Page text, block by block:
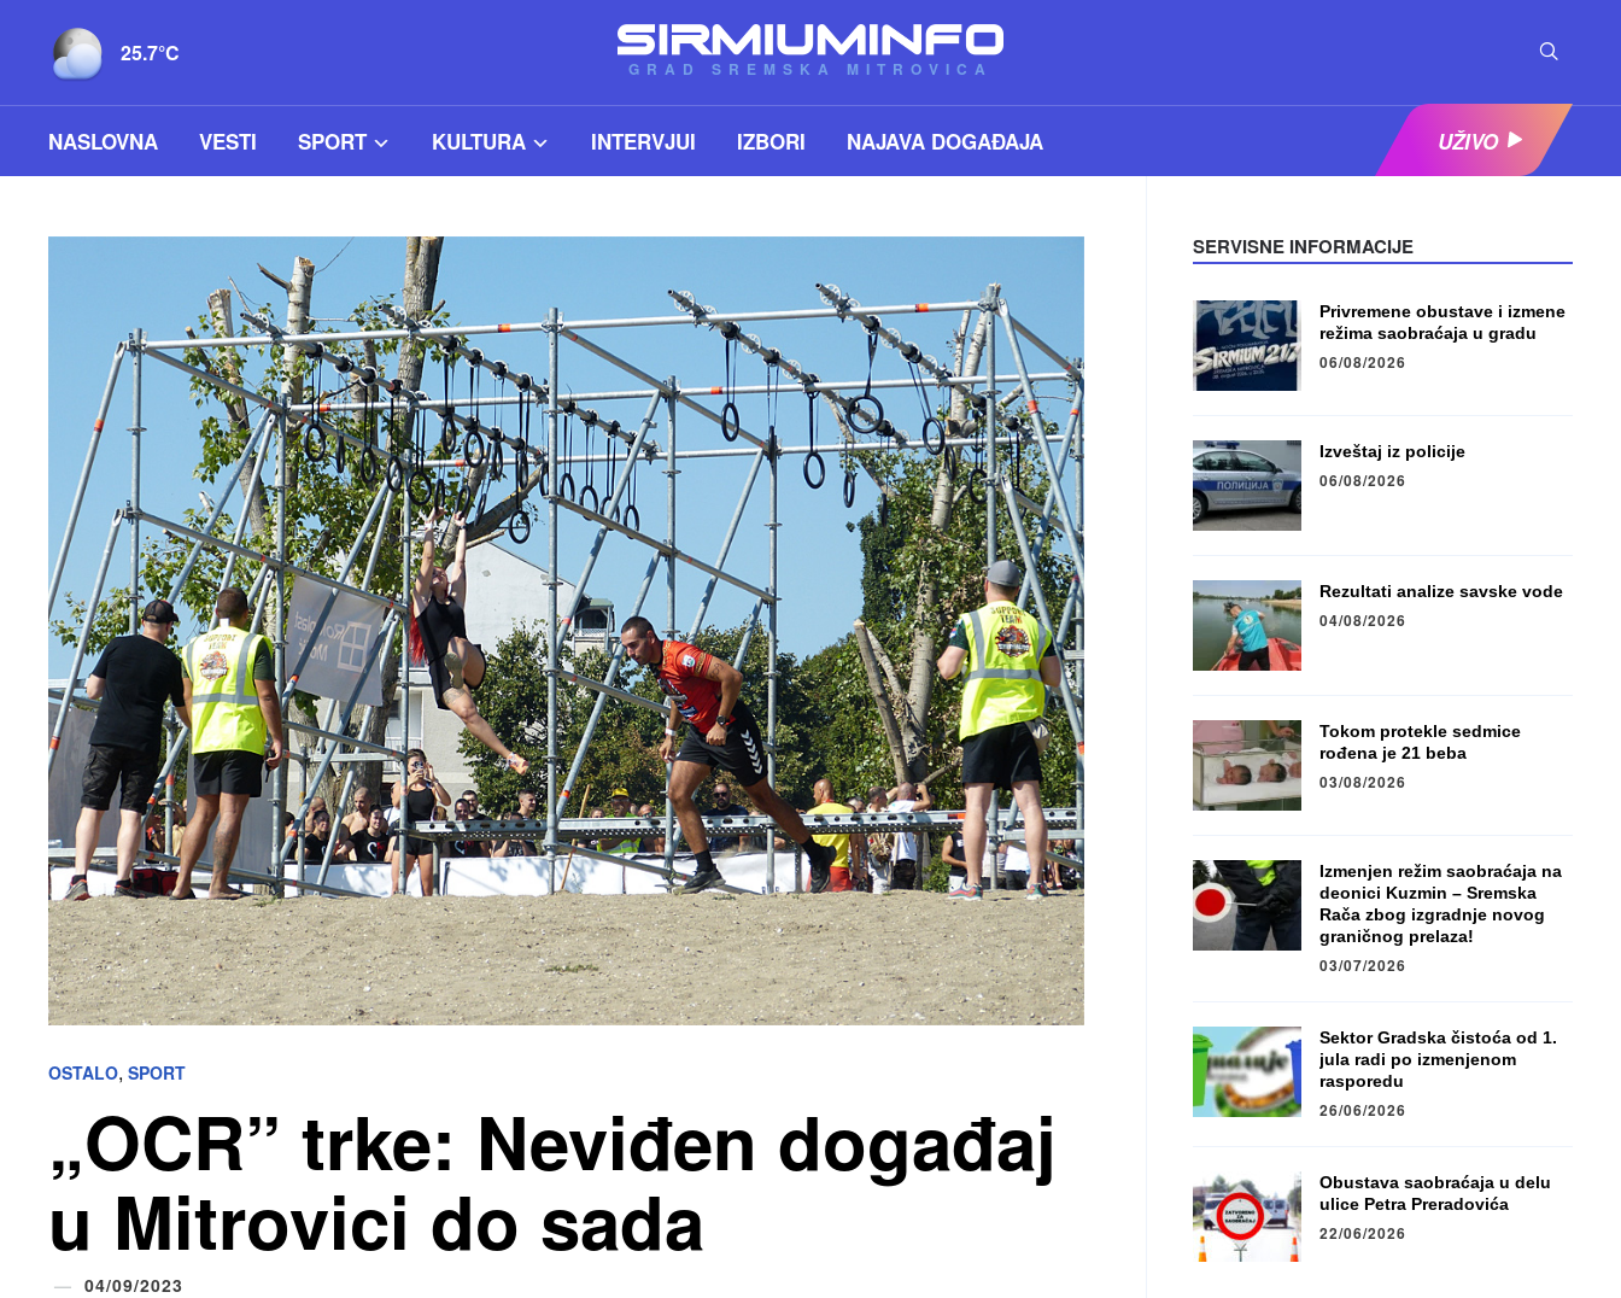
25.7°C
GRAD SREMSKA MITROVICA
NASLOVNA VESTI SPORT KULTURA INTERVJUI IZBORI NAJAVA DOGAĐAJA UŽIVO
OSTALO,SPORT
„OCR” trke: Neviđen događaj
u Mitrovici do sada
04/09/2023
SERVISNE INFORMACIJE
Privremene obustave i izmene
režima saobraćaja u gradu
06/08/2026
Izveštaj iz policije
06/08/2026
Rezultati analize savske vode
04/08/2026
Tokom protekle sedmice
rođena je 21 beba
03/08/2026
Izmenjen režim saobraćaja na
deonici Kuzmin – Sremska
Rača zbog izgradnje novog
graničnog prelaza!
03/07/2026
Sektor Gradska čistoća od 1.
jula radi po izmenjenom
rasporedu
26/06/2026
Obustava saobraćaja u delu
ulice Petra Preradovića
22/06/2026